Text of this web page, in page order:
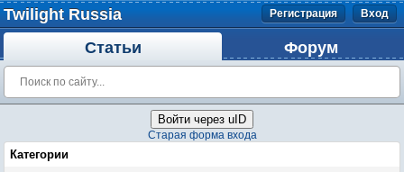
Twilight Russia Регистрация Вход
Статьи Форум
Войти через uID
Старая форма входа
Категории